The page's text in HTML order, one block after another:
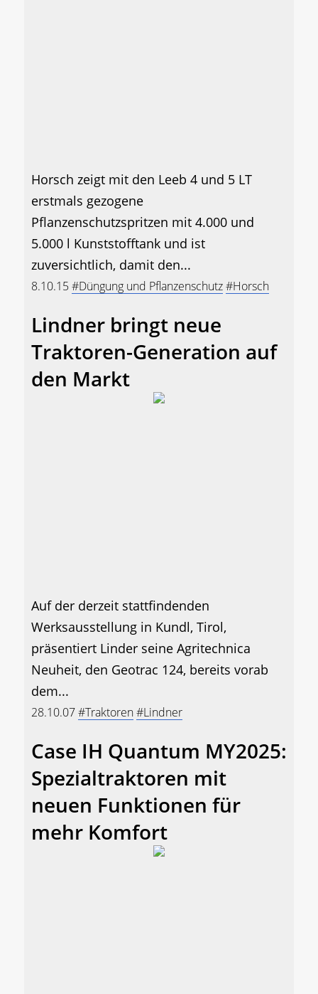
Horsch zeigt mit den Leeb 4 und 5 LT
erstmals gezogene
Pflanzenschutzspritzen mit 4.000 und
5.000 l Kunststofftank und ist
zuversichtlich, damit den...
8.10.15#Düngung und Pflanzenschutz#Horsch
Lindner bringt neue
Traktoren-Generation auf
den Markt
Auf der derzeit stattfindenden
Werksausstellung in Kundl, Tirol,
präsentiert Linder seine Agritechnica
Neuheit, den Geotrac 124, bereits vorab
dem...
28.10.07#Traktoren#Lindner
Case IH Quantum MY2025:
Spezialtraktoren mit
neuen Funktionen für
mehr Komfort